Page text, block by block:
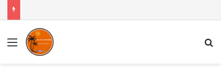
Menú